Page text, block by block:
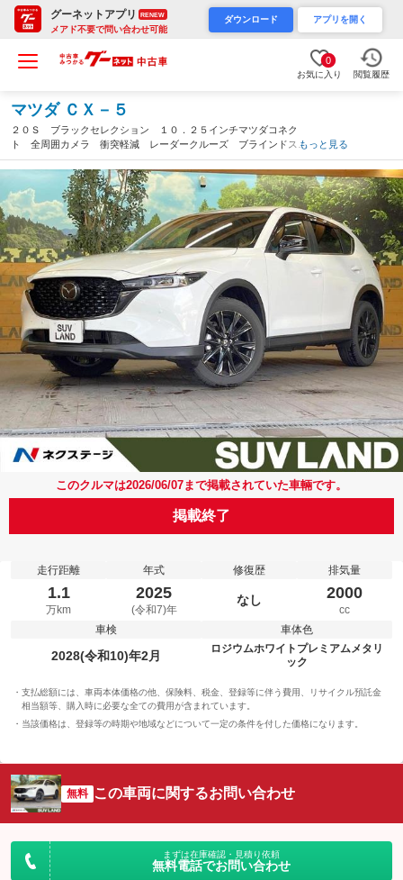
グーネットアプリ RENEW
メアド不要で問い合わせ可能
ダウンロード アプリを開く
0
お気に入り 閲覧履歴
マツダ ＣＸ－５
２０Ｓ ブラックセレクション １０．２５インチマツダコネク
ト 全周囲カメラ 衝突軽減 レーダークルーズ ブラインドスポ
ットモニター パワーバックドア ハーフレザーシート グレード
専用１９インチアルミ ＬＥＤヘッド パワーシート（福岡県）
もっと見る
このクルマは2026/06/07まで掲載されていた車輛です。
掲載終了
走行距離
1.1
万km
年式
2025
(令和7)年
修復歴
なし
排気量
2000
cc
車検
2028(令和10)年2月
車体色
ロジウムホワイトプレミアムメタリ
ック
支払総額には、車両本体価格の他、保険料、税金、登録等に伴う費用、リサイクル預託金
相当額等、購入時に必要な全ての費用が含まれています。
当該価格は、登録等の時期や地域などについて一定の条件を付した価格になります。
無料 この車両に関するお問い合わせ
まずは在庫確認・見積り依頼
無料電話でお問い合わせ